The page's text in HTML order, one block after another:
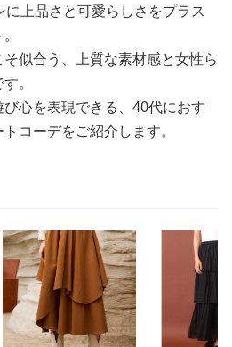
上品さと可愛らしさをプラス
似合う、上質な素材感と女性ら
。
心を表現できる、40代におす
コーデをご紹介します。